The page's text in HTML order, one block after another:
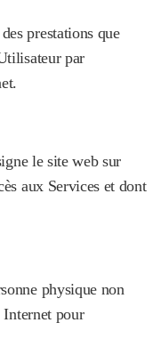
prestations que
par
le site web sur
aux Services et dont
physique non
pour